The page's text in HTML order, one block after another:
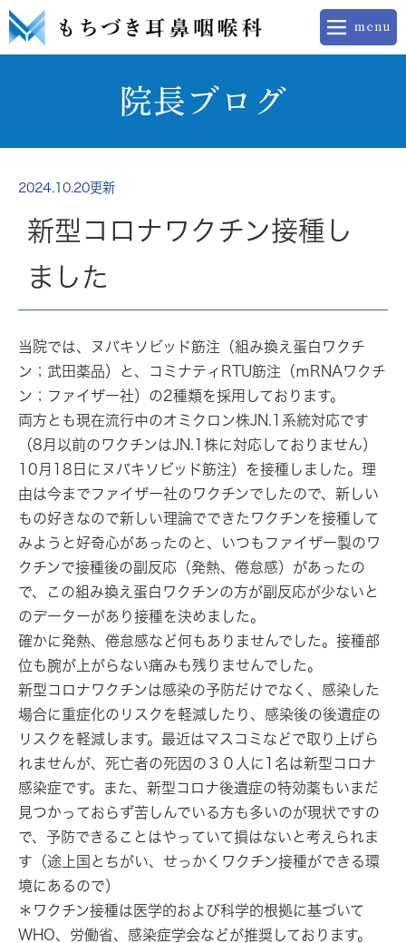
院長ブログ
2024.10.20更新
新型コロナワクチン接種し
ました
当院では、ヌバキソビッド筋注（組み換え蛋白ワクチ
ン；武田薬品）と、コミナティRTU筋注（ｍRNAワクチ
ン；ファイザー社）の2種類を採用しております。
両方とも現在流行中のオミクロン株JN.1系統対応です
（8月以前のワクチンはJN.1株に対応しておりません）
10月18日にヌバキソビッド筋注）を接種しました。理
由は今までファイザー社のワクチンでしたので、新しい
もの好きなので新しい理論でできたワクチンを接種して
みようと好奇心があったのと、いつもファイザー製のワ
クチンで接種後の副反応（発熱、倦怠感）があったの
で、この組み換え蛋白ワクチンの方が副反応が少ないと
のデーターがあり接種を決めました。
確かに発熱、倦怠感など何もありませんでした。接種部
位も腕が上がらない痛みも残りませんでした。
新型コロナワクチンは感染の予防だけでなく、感染した
場合に重症化のリスクを軽減したり、感染後の後遺症の
リスクを軽減します。最近はマスコミなどで取り上げら
れませんが、死亡者の死因の３０人に1名は新型コロナ
感染症です。また、新型コロナ後遺症の特効薬もいまだ
見つかっておらず苦しんでいる方も多いのが現状ですの
で、予防できることはやっていて損はないと考えられま
す（途上国とちがい、せっかくワクチン接種ができる環
境にあるので）
＊ワクチン接種は医学的および科学的根拠に基づいて
WHO、労働省、感染症学会などが推奨しております。